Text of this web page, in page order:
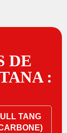
DE
:
TANG